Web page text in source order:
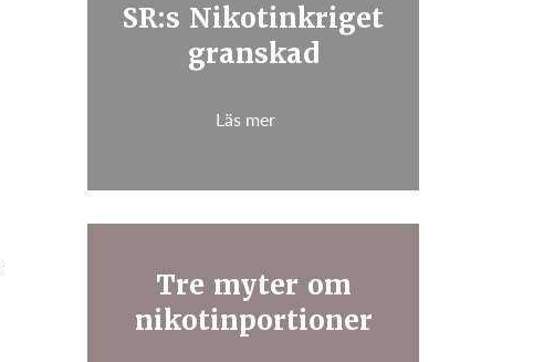
SR:s Nikotinkriget
granskad
Läs mer
Tre myter om
nikotinportioner